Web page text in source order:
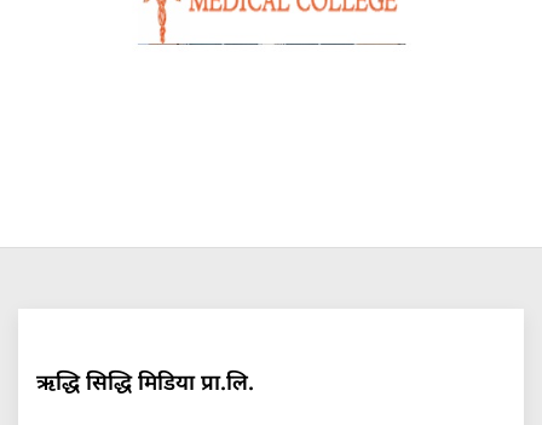
ऋद्धि सिद्धि मिडिया प्रा.लि.